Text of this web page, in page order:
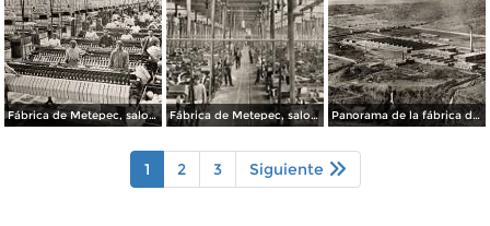
Fábrica de Metepec, salon de devanadoras Fábrica de Metepec, salon de telares Panorama de la fábrica de Metepec
1 2 3 Siguiente